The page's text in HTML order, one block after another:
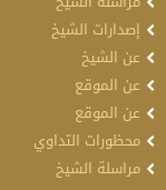
إصدارات الشيخ
عن الشيخ
عن الموقع
عن الموقع
محظورات التداوي
مراسلة الشيخ